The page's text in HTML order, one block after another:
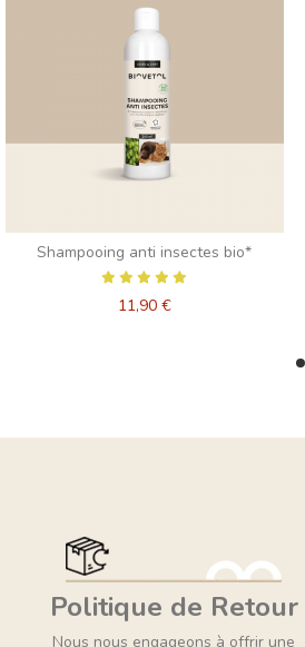
Shampooing anti insectes bio*
11,90 €
Politique de Retour
Nous nous engageons à offrir une